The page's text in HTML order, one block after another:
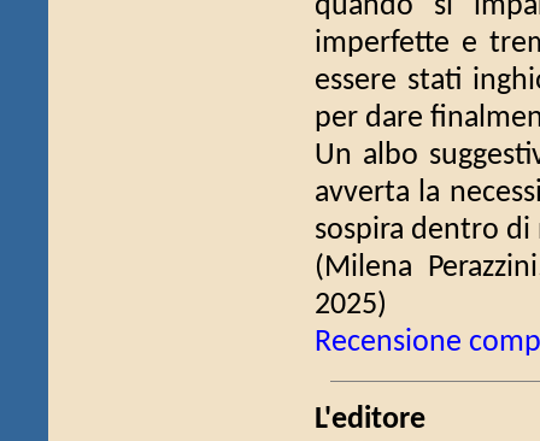
quando si
imperfette e
essere stati
per dare
Un albo
avverta la
sospira dentro di
(Milena
2025)
Recensione
L'editore